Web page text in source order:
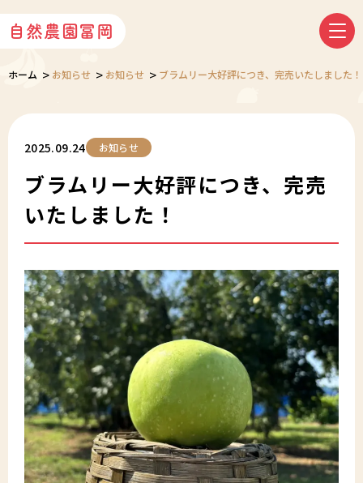
自然農園冨岡
ホーム > お知らせ > お知らせ > ブラムリー大好評につき、完売いたしました！
2025.09.24 お知らせ
ブラムリー大好評につき、完売
いたしました！